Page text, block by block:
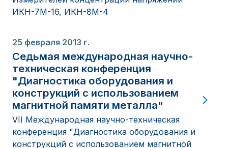
ИКН-7М-16, ИКН-8М-4
25 февраля 2013 г.
Седьмая международная научно-
техническая конференция
"Диагностика оборудования и
конструкций с использованием
магнитной памяти металла"
VII Международная научно-техническая
конференция "Диагностика оборудования и
конструкций с использованием магнитной